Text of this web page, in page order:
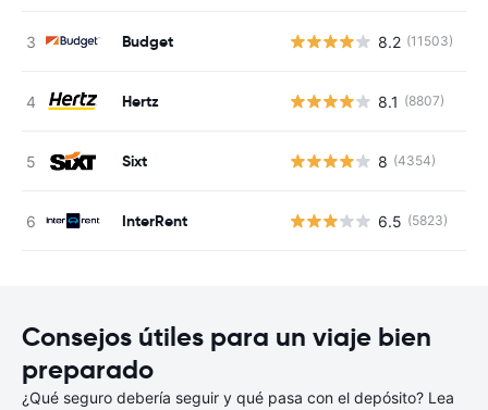
Budget 8.2 (11503)
Hertz 8.1 (8807)
Sixt 8 (4354)
InterRent 6.5 (5823)
Consejos útiles para un viaje bien
preparado
¿Qué seguro debería seguir y qué pasa con el depósito? Lea